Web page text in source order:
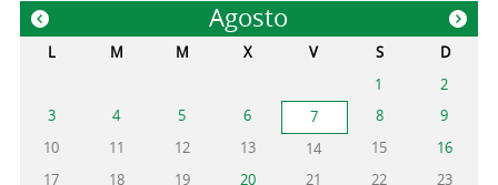
Agosto
« »
L M M X V S
D
1
2
3
4 5 6 7 8
9
10
11 12 13 14 15
16
17
18 19 20 21 22
23